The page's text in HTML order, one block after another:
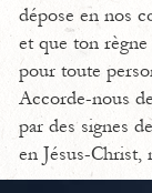
dépose en nos
et que ton règne
pour toute
Accorde-nous
par des signes
en Jésus-Christ,